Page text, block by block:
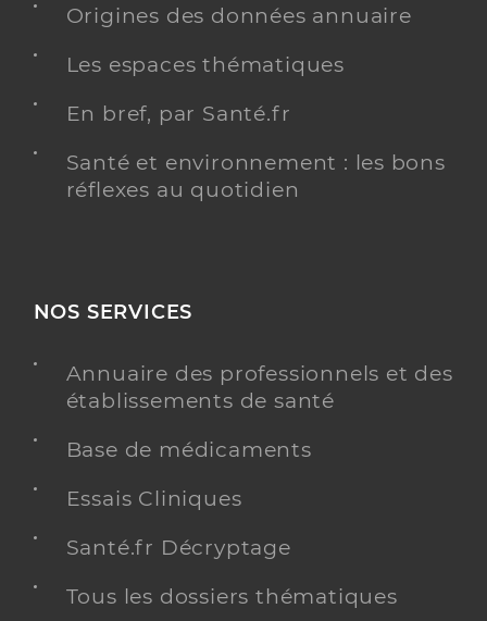
Origines des données annuaire
Les espaces thématiques
En bref, par Santé.fr
Santé et environnement : les bons
réflexes au quotidien
NOS SERVICES
Annuaire des professionnels et des
établissements de santé
Base de médicaments
Essais Cliniques
Santé.fr Décryptage
Tous les dossiers thématiques